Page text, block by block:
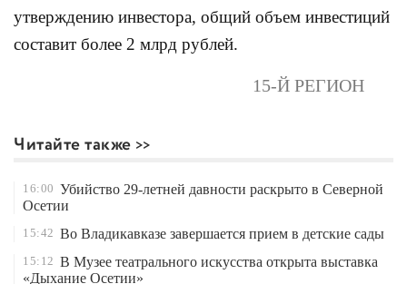
утверждению инвестора, общий объем инвестиций
составит более 2 млрд рублей.
15-Й РЕГИОН
Читайте также
16:00 Убийство 29-летней давности раскрыто в Северной
Осетии
15:42 Во Владикавказе завершается прием в детские сады
15:12 В Музее театрального искусства открыта выставка
«Дыхание Осетии»